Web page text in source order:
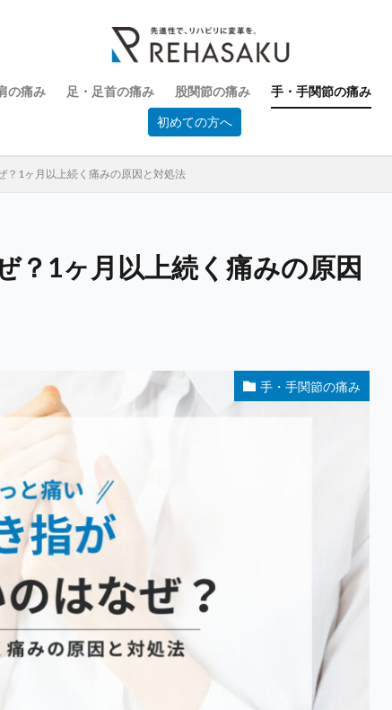
の痛み 足・足首の痛み 股関節の痛み 手・手関節の痛み
初めての方へ
？1ヶ月以上続く痛みの原因と対処法
？1ヶ月以上続く痛みの原因
手・手関節の痛み